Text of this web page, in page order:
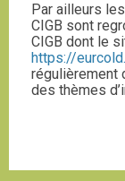
Par ailleurs
CIGB sont
CIGB dont le
https://
régulièrement
des thèmes